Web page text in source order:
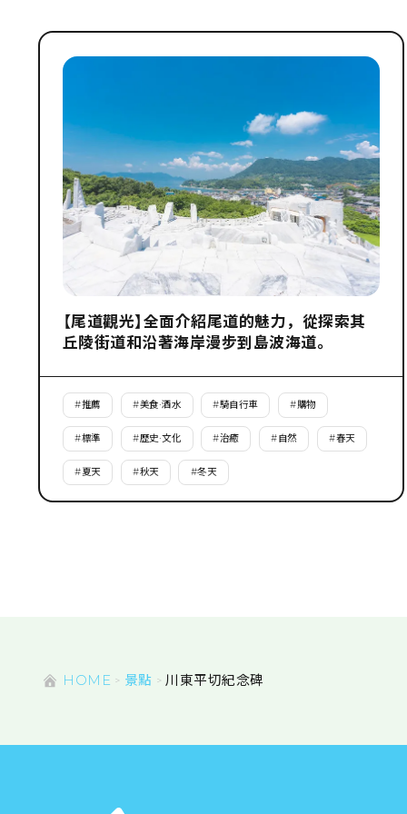
【尾道觀光】全面介紹尾道的魅力，從探索其
丘陵街道和沿著海岸漫步到島波海道。
#推薦 #美食·酒水 #騎自行車 #購物
#標準 #歷史·文化 #治癒 #自然 #春天
#夏天 #秋天 #冬天
HOME 景點 川東平切紀念碑